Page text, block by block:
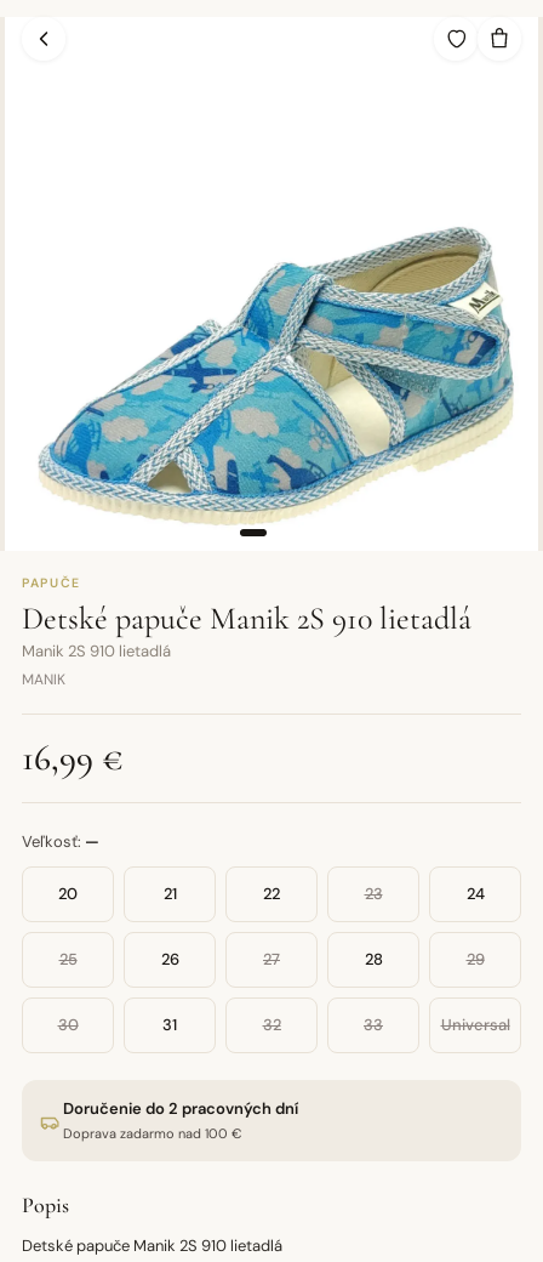
PAPUČE
Detské papuče Manik 2S 910 lietadlá
Manik 2S 910 lietadlá
MANIK
16,99 €
Veľkosť: —
20 21 22 23 24
25 26 27 28 29
30 31 32 33 Universal
Doručenie do 2 pracovných dní
Doprava zadarmo nad 100 €
Popis
Detské papuče Manik 2S 910 lietadlá